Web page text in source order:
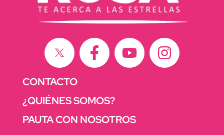
CONTACTO
¿QUIÉNES SOMOS?
PAUTA CON NOSOTROS